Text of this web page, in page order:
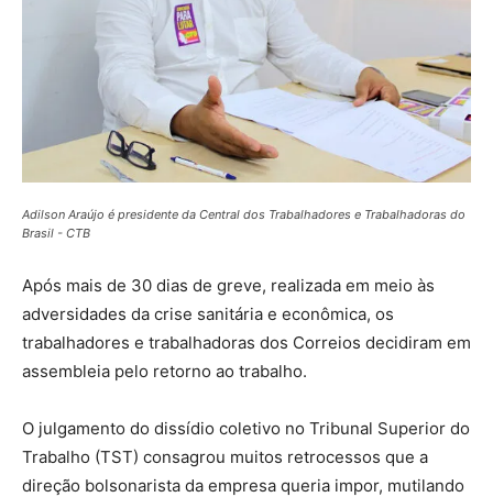
Adilson Araújo é presidente da Central dos Trabalhadores e Trabalhadoras do
Brasil - CTB
Após mais de 30 dias de greve, realizada em meio às
adversidades da crise sanitária e econômica, os
trabalhadores e trabalhadoras dos Correios decidiram em
assembleia pelo retorno ao trabalho.
O julgamento do dissídio coletivo no Tribunal Superior do
Trabalho (TST) consagrou muitos retrocessos que a
direção bolsonarista da empresa queria impor, mutilando